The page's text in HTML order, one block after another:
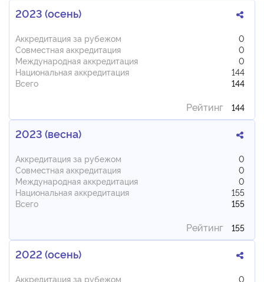
2023 (осень)
Аккредитация за рубежом
0
Совместная аккредитация
0
Международная аккредитация
0
Национальная аккредитация
144
Всего
144
Рейтинг 144
2023 (весна)
Аккредитация за рубежом
0
Совместная аккредитация
0
Международная аккредитация
0
Национальная аккредитация
155
Всего
155
Рейтинг 155
2022 (осень)
Аккредитация за рубежом
0